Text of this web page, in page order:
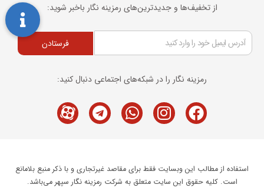
از تخفیف‌ها و جدیدترین‌های رمزینه نگار باخبر شوید:
فرستادن
رمزینه نگار را در شبکه‌های اجتماعی دنبال کنید:
Facebook
Instagram
Whatsapp
Telegram
M-
icon-
استفاده از مطالب این وبسایت فقط برای مقاصد غیرتجاری و با ذکر منبع بلامانع
است. کلیه حقوق این سایت متعلق به شرکت رمزینه نگار سپهر می‌باشد.